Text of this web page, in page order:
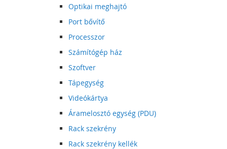
Optikai meghajtó
Port bővítő
Processzor
Számítógép ház
Szoftver
Tápegység
Videókártya
Áramelosztó egység (PDU)
Rack szekrény
Rack szekrény kellék